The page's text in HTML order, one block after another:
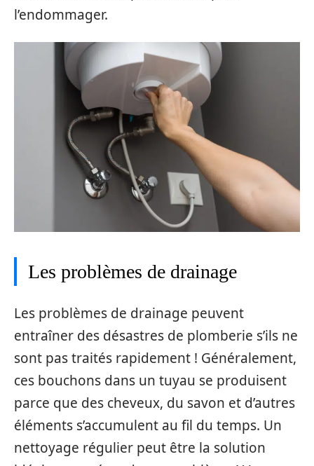
l’endommager.
Les problèmes de drainage
Les problèmes de drainage peuvent
entraîner des désastres de plomberie s’ils ne
sont pas traités rapidement ! Généralement,
ces bouchons dans un tuyau se produisent
parce que des cheveux, du savon et d’autres
éléments s’accumulent au fil du temps. Un
nettoyage régulier peut être la solution